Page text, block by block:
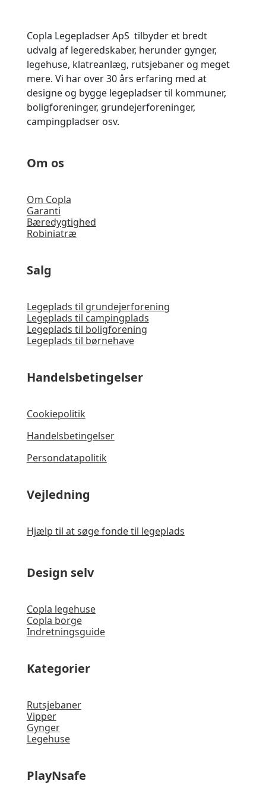
Copla Legepladser ApS tilbyder et bredt
udvalg af legeredskaber, herunder gynger,
legehuse, klatreanlæg, rutsjebaner og meget
mere. Vi har over 30 års erfaring med at
designe og bygge legepladser til kommuner,
boligforeninger, grundejerforeninger,
campingpladser osv.
Om os
Om Copla
Garanti
Bæredygtighed
Robiniatræ
Salg
Legeplads til grundejerforening
Legeplads til campingplads
Legeplads til boligforening
Legeplads til børnehave
Handelsbetingelser
Cookiepolitik
Handelsbetingelser
Persondatapolitik
Vejledning
Hjælp til at søge fonde til legeplads
Design selv
Copla legehuse
Copla borge
Indretningsguide
Kategorier
Rutsjebaner
Vipper
Gynger
Legehuse
PlayNsafe